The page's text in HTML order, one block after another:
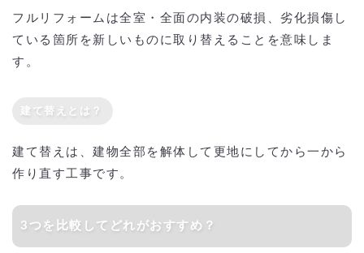
フルリフォームは全室・全面の内装の破損、劣化損傷し
ている箇所を新しいものに取り替えることを意味しま
す。
建て替えとは？
建て替えは、建物全部を解体して更地にしてから一から
作り直す工事です。
3つを比較してどれがおすすめ？